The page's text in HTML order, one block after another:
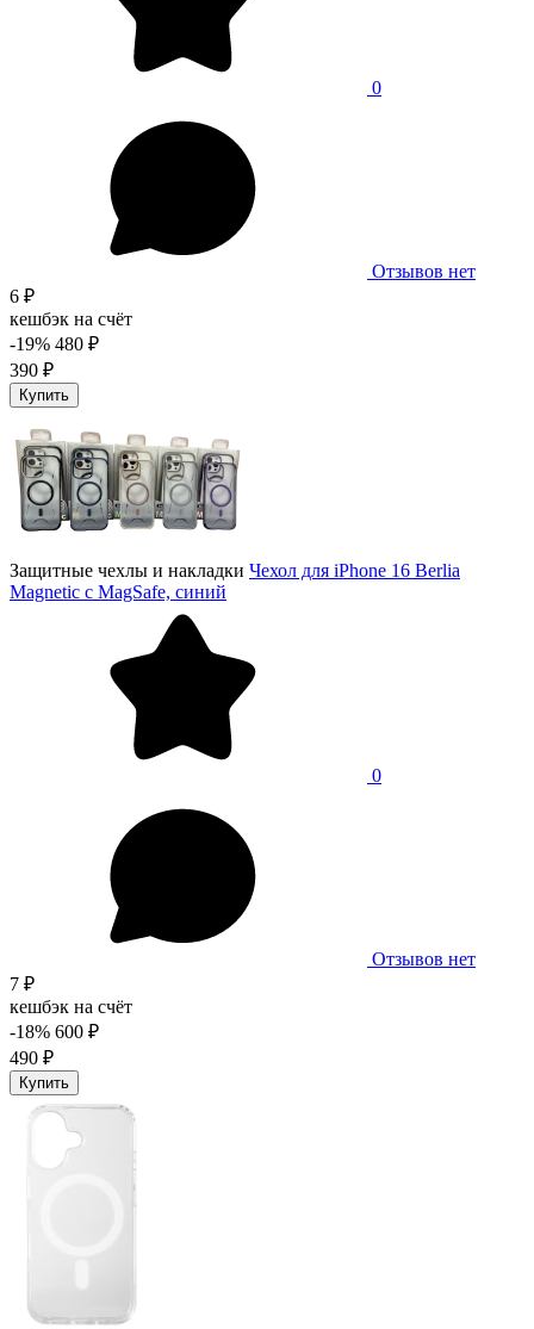
0
Отзывов нет
6 ₽
кешбэк на счёт
-19% 480 ₽
390 ₽
Купить
Защитные чехлы и накладки Чехол для iPhone 16 Berlia
Magnetic с MagSafe, синий
0
Отзывов нет
7 ₽
кешбэк на счёт
-18% 600 ₽
490 ₽
Купить